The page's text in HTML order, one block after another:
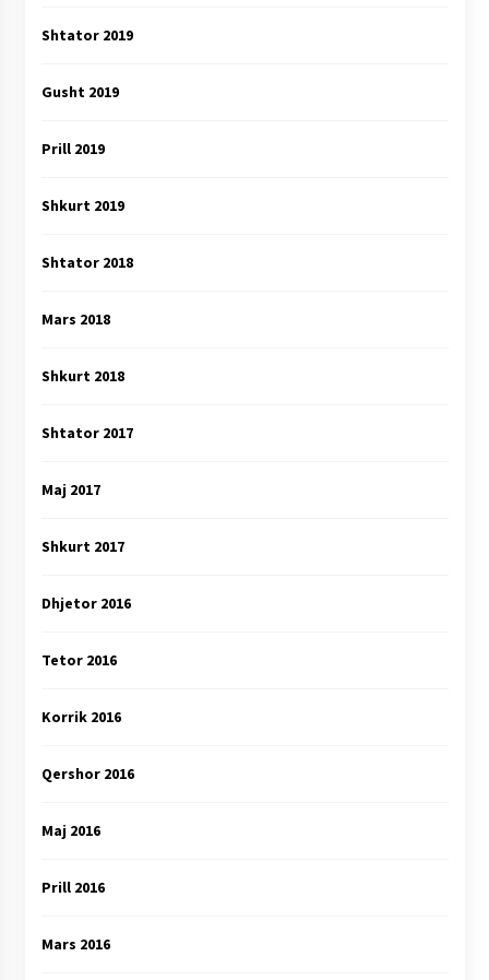
Shtator 2019
Gusht 2019
Prill 2019
Shkurt 2019
Shtator 2018
Mars 2018
Shkurt 2018
Shtator 2017
Maj 2017
Shkurt 2017
Dhjetor 2016
Tetor 2016
Korrik 2016
Qershor 2016
Maj 2016
Prill 2016
Mars 2016